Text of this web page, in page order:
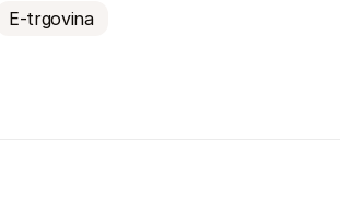
E-trgovina